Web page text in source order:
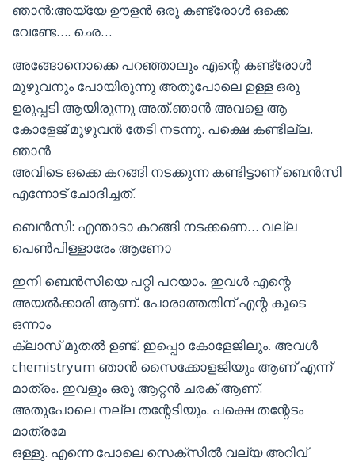
ഞാൻ:അയ്യേ ഊളൻ ഒരു കണ്ട്രോൾ ഒക്കെ
വേണ്ടേ…. ഛെ…
അങ്ങോനൊക്കെ പറഞ്ഞാലും എന്റെ കണ്ട്രോൾ
മുഴുവനും പോയിരുന്നു അതുപോലെ ഉള്ള ഒരു
ഉരുപ്പടി ആയിരുന്നു അത്.ഞാൻ അവളെ ആ
കോളേജ് മുഴുവൻ തേടി നടന്നു. പക്ഷെ കണ്ടില്ല.
ഞാൻ
അവിടെ ഒക്കെ കറങ്ങി നടക്കുന്ന കണ്ടിട്ടാണ് ബെൻസി
എന്നോട് ചോദിച്ചത്.
ബെൻസി: എന്താടാ കറങ്ങി നടക്കണെ… വല്ല
പെൺപിള്ളാരേം ആണോ
ഇനി ബെൻസിയെ പറ്റി പറയാം. ഇവൾ എന്റെ
അയൽക്കാരി ആണ്. പോരാത്തതിന് എന്റ കൂടെ
ഒന്നാം
ക്ലാസ് മുതൽ ഉണ്ട്. ഇപ്പൊ കോളേജിലും. അവൾ
chemistryum ഞാൻ സൈക്കോളജിയും ആണ് എന്ന്
മാത്രം. ഇവളും ഒരു ആറ്റൻ ചരക് ആണ്.
അതുപോലെ നല്ല തന്റേടിയും. പക്ഷെ തന്റേടം
മാത്രമേ
ഒള്ളു. എന്നെ പോലെ സെക്സിൽ വല്യ അറിവ്